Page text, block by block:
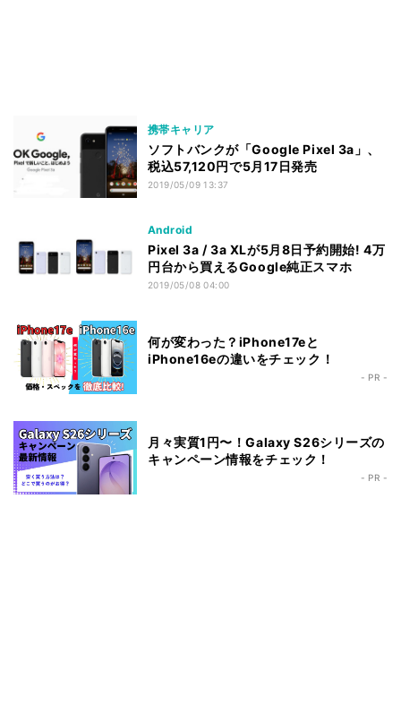
携帯キャリア
ソフトバンクが「Google Pixel 3a」、
税込57,120円で5月17日発売
2019/05/09 13:37
Android
Pixel 3a / 3a XLが5月8日予約開始! 4万
円台から買えるGoogle純正スマホ
2019/05/08 04:00
何が変わった？iPhone17eと
iPhone16eの違いをチェック！
- PR -
月々実質1円〜！Galaxy S26シリーズの
キャンペーン情報をチェック！
- PR -